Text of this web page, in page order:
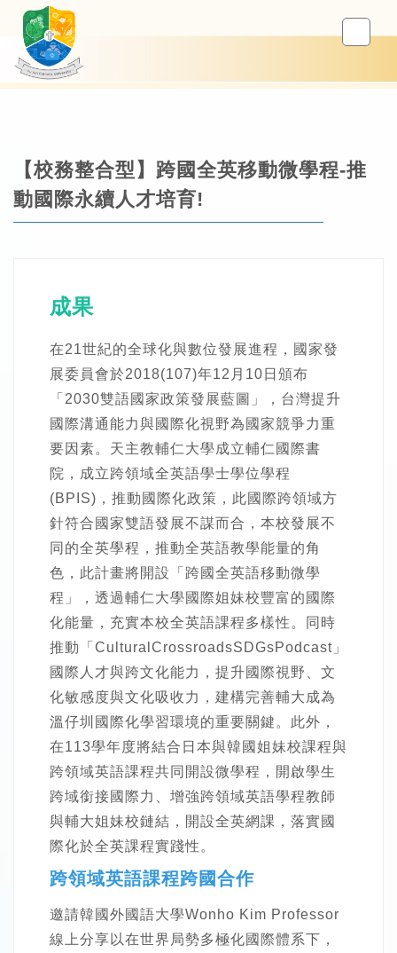
【校務整合型】跨國全英移動微學程-推
動國際永續人才培育!
成果
在21世紀的全球化與數位發展進程，國家發
展委員會於2018(107)年12月10日頒布
「2030雙語國家政策發展藍圖」，台灣提升
國際溝通能力與國際化視野為國家競爭力重
要因素。天主教輔仁大學成立輔仁國際書
院，成立跨領域全英語學士學位學程
(BPIS)，推動國際化政策，此國際跨領域方
針符合國家雙語發展不謀而合，本校發展不
同的全英學程，推動全英語教學能量的角
色，此計畫將開設「跨國全英語移動微學
程」，透過輔仁大學國際姐妹校豐富的國際
化能量，充實本校全英語課程多樣性。同時
推動「CulturalCrossroadsSDGsPodcast」
國際人才與跨文化能力，提升國際視野、文
化敏感度與文化吸收力，建構完善輔大成為
溫仔圳國際化學習環境的重要關鍵。此外，
在113學年度將結合日本與韓國姐妹校課程與
跨領域英語課程共同開設微學程，開啟學生
跨域銜接國際力、增強跨領域英語學程教師
與輔大姐妹校鏈結，開設全英網課，落實國
際化於全英課程實踐性。
跨領域英語課程跨國合作
邀請韓國外國語大學Wonho Kim Professor
線上分享以在世界局勢多極化國際體系下，